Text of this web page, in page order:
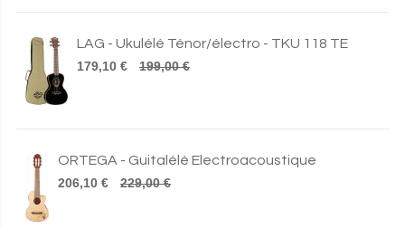
LAG - Ukulélé Ténor/électro - TKU 118 TE
179,10 €
199,00 €
ORTEGA - Guitalélé Electroacoustique
206,10 €
229,00 €